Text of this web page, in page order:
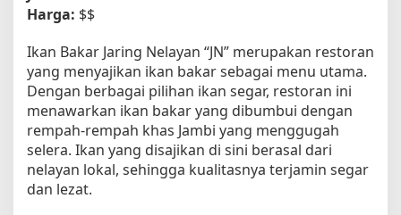
Harga: $$
Ikan Bakar Jaring Nelayan “JN” merupakan restoran
yang menyajikan ikan bakar sebagai menu utama.
Dengan berbagai pilihan ikan segar, restoran ini
menawarkan ikan bakar yang dibumbui dengan
rempah-rempah khas Jambi yang menggugah
selera. Ikan yang disajikan di sini berasal dari
nelayan lokal, sehingga kualitasnya terjamin segar
dan lezat.